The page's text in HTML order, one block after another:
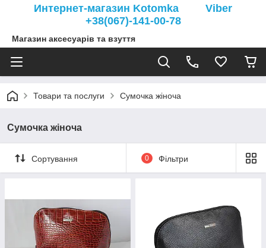
Интернет-магазин Kotomka Viber
+38(067)-141-00-78
Магазин аксесуарів та взуття
Товари та послуги Сумочка жіноча
Сумочка жіноча
Сортування 0 Фільтри